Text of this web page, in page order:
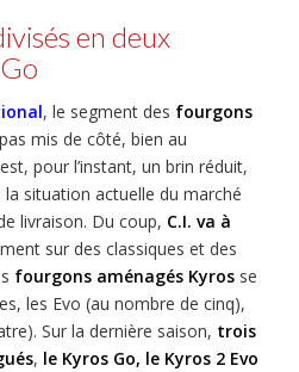
en deux
, le segment des fourgons
mis de côté, bien au
pour l’instant, un brin réduit,
la situation actuelle du marché
livraison. Du coup, C.I. va à
sur des classiques et des
fourgons aménagés Kyrosse
les Evo (au nombre de cinq),
Sur la dernière saison, trois
, le Kyros Go, le Kyros 2 Evo